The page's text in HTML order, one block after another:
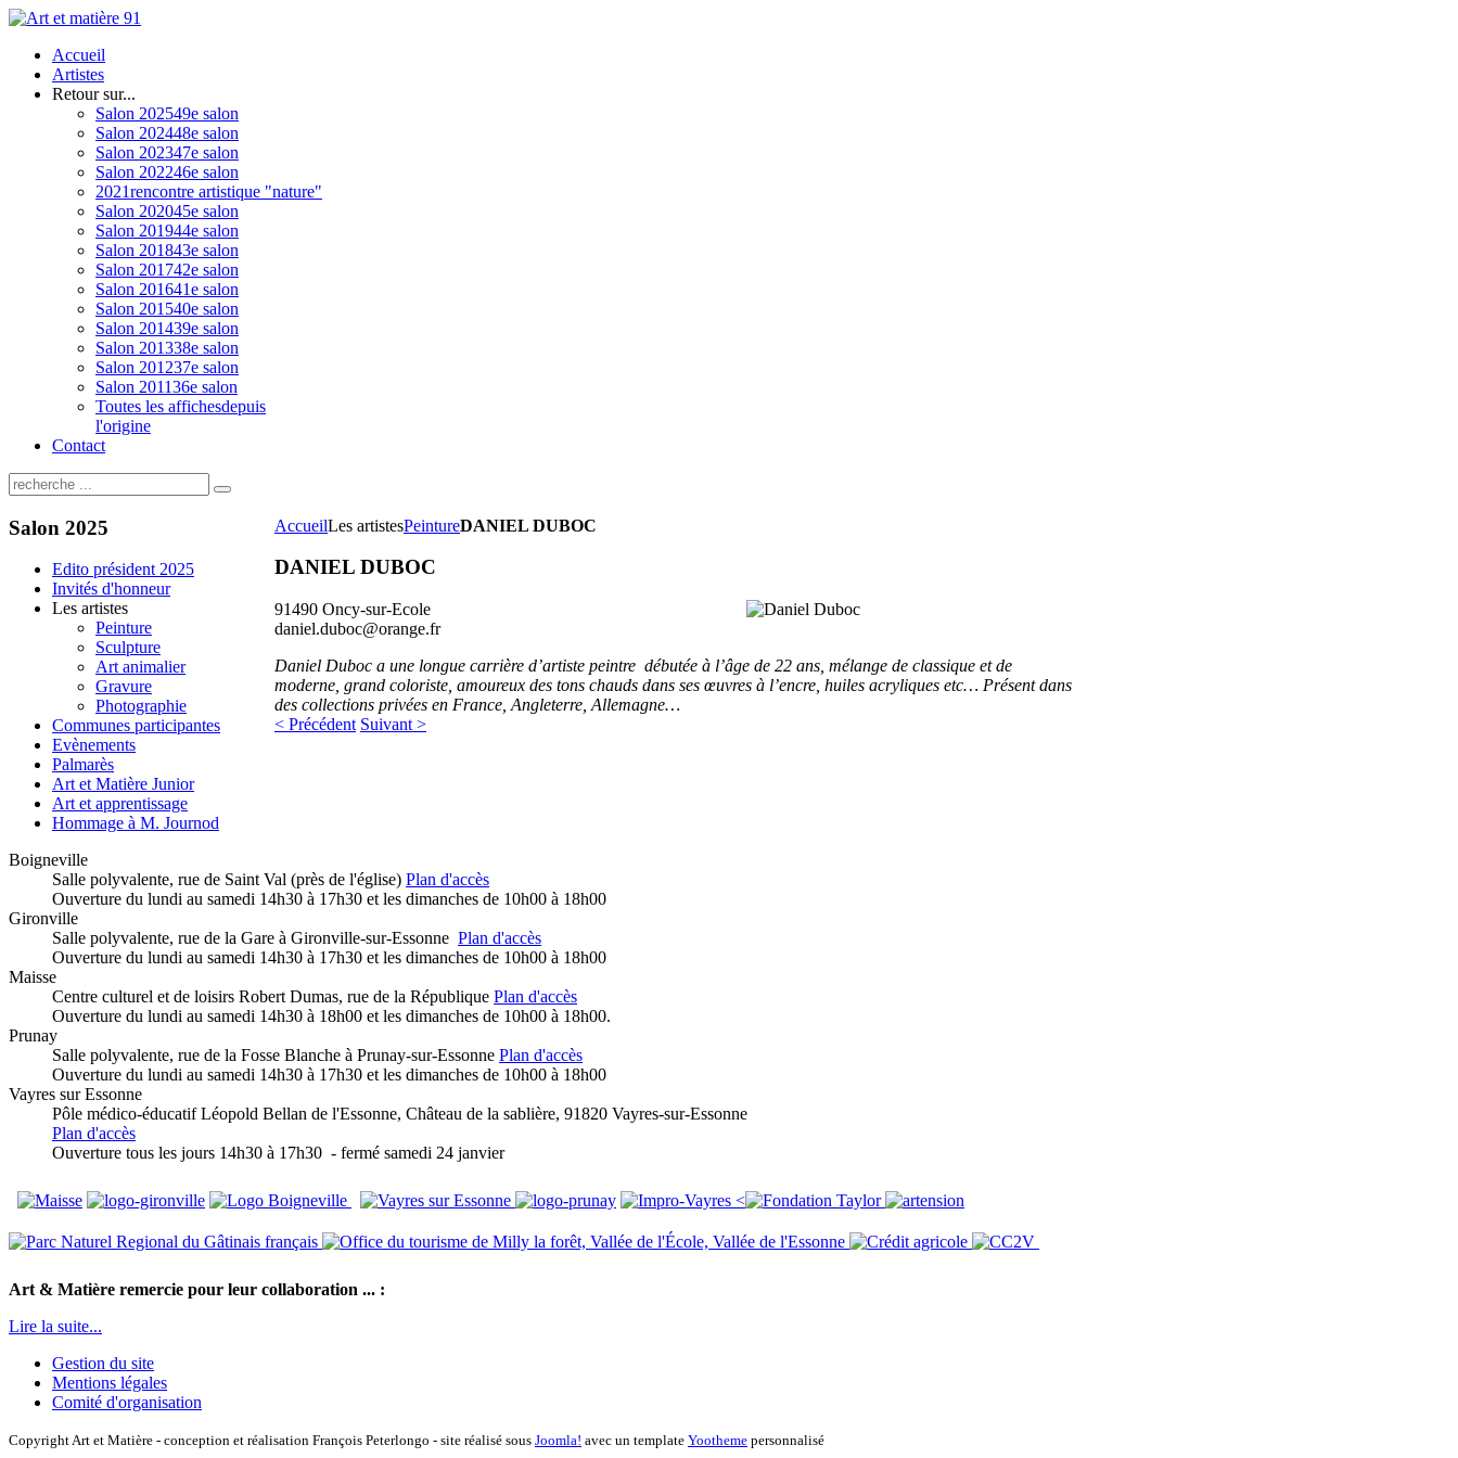
Accueil
Artistes
Retour sur...
Salon 202549e salon
Salon 202448e salon
Salon 202347e salon
Salon 202246e salon
2021rencontre artistique "nature"
Salon 202045e salon
Salon 201944e salon
Salon 201843e salon
Salon 201742e salon
Salon 201641e salon
Salon 201540e salon
Salon 201439e salon
Salon 201338e salon
Salon 201237e salon
Salon 201136e salon
Toutes les affichesdepuis
l'origine
Contact
AccueilLes artistesPeintureDANIEL DUBOC
DANIEL DUBOC
91490 Oncy-sur-Ecole
daniel.duboc@orange.fr
Daniel Duboc a une longue carrière d’artiste peintre débutée à l’âge de 22 ans, mélange de classique et de
moderne, grand coloriste, amoureux des tons chauds dans ses œuvres à l’encre, huiles acryliques etc… Présent dans
des collections privées en France, Angleterre, Allemagne…
< Précédent Suivant >
Salon 2025
Edito président 2025
Invités d'honneur
Les artistes
Peinture
Sculpture
Art animalier
Gravure
Photographie
Communes participantes
Evènements
Palmarès
Art et Matière Junior
Art et apprentissage
Hommage à M. Journod
Boigneville
Salle polyvalente, rue de Saint Val (près de l'église) Plan d'accès
Ouverture du lundi au samedi 14h30 à 17h30 et les dimanches de 10h00 à 18h00
Gironville
Salle polyvalente, rue de la Gare à Gironville-sur-Essonne Plan d'accès
Ouverture du lundi au samedi 14h30 à 17h30 et les dimanches de 10h00 à 18h00
Maisse
Centre culturel et de loisirs Robert Dumas, rue de la République Plan d'accès
Ouverture du lundi au samedi 14h30 à 18h00 et les dimanches de 10h00 à 18h00.
Prunay
Salle polyvalente, rue de la Fosse Blanche à Prunay-sur-Essonne Plan d'accès
Ouverture du lundi au samedi 14h30 à 17h30 et les dimanches de 10h00 à 18h00
Vayres sur Essonne
Pôle médico-éducatif Léopold Bellan de l'Essonne, Château de la sablière, 91820 Vayres-sur-Essonne
Plan d'accès
Ouverture tous les jours 14h30 à 17h30 - fermé samedi 24 janvier
<
Art & Matière remercie pour leur collaboration ... :
Lire la suite...
Gestion du site
Mentions légales
Comité d'organisation
Copyright Art et Matière - conception et réalisation François Peterlongo - site réalisé sous Joomla! avec un template Yootheme personnalisé